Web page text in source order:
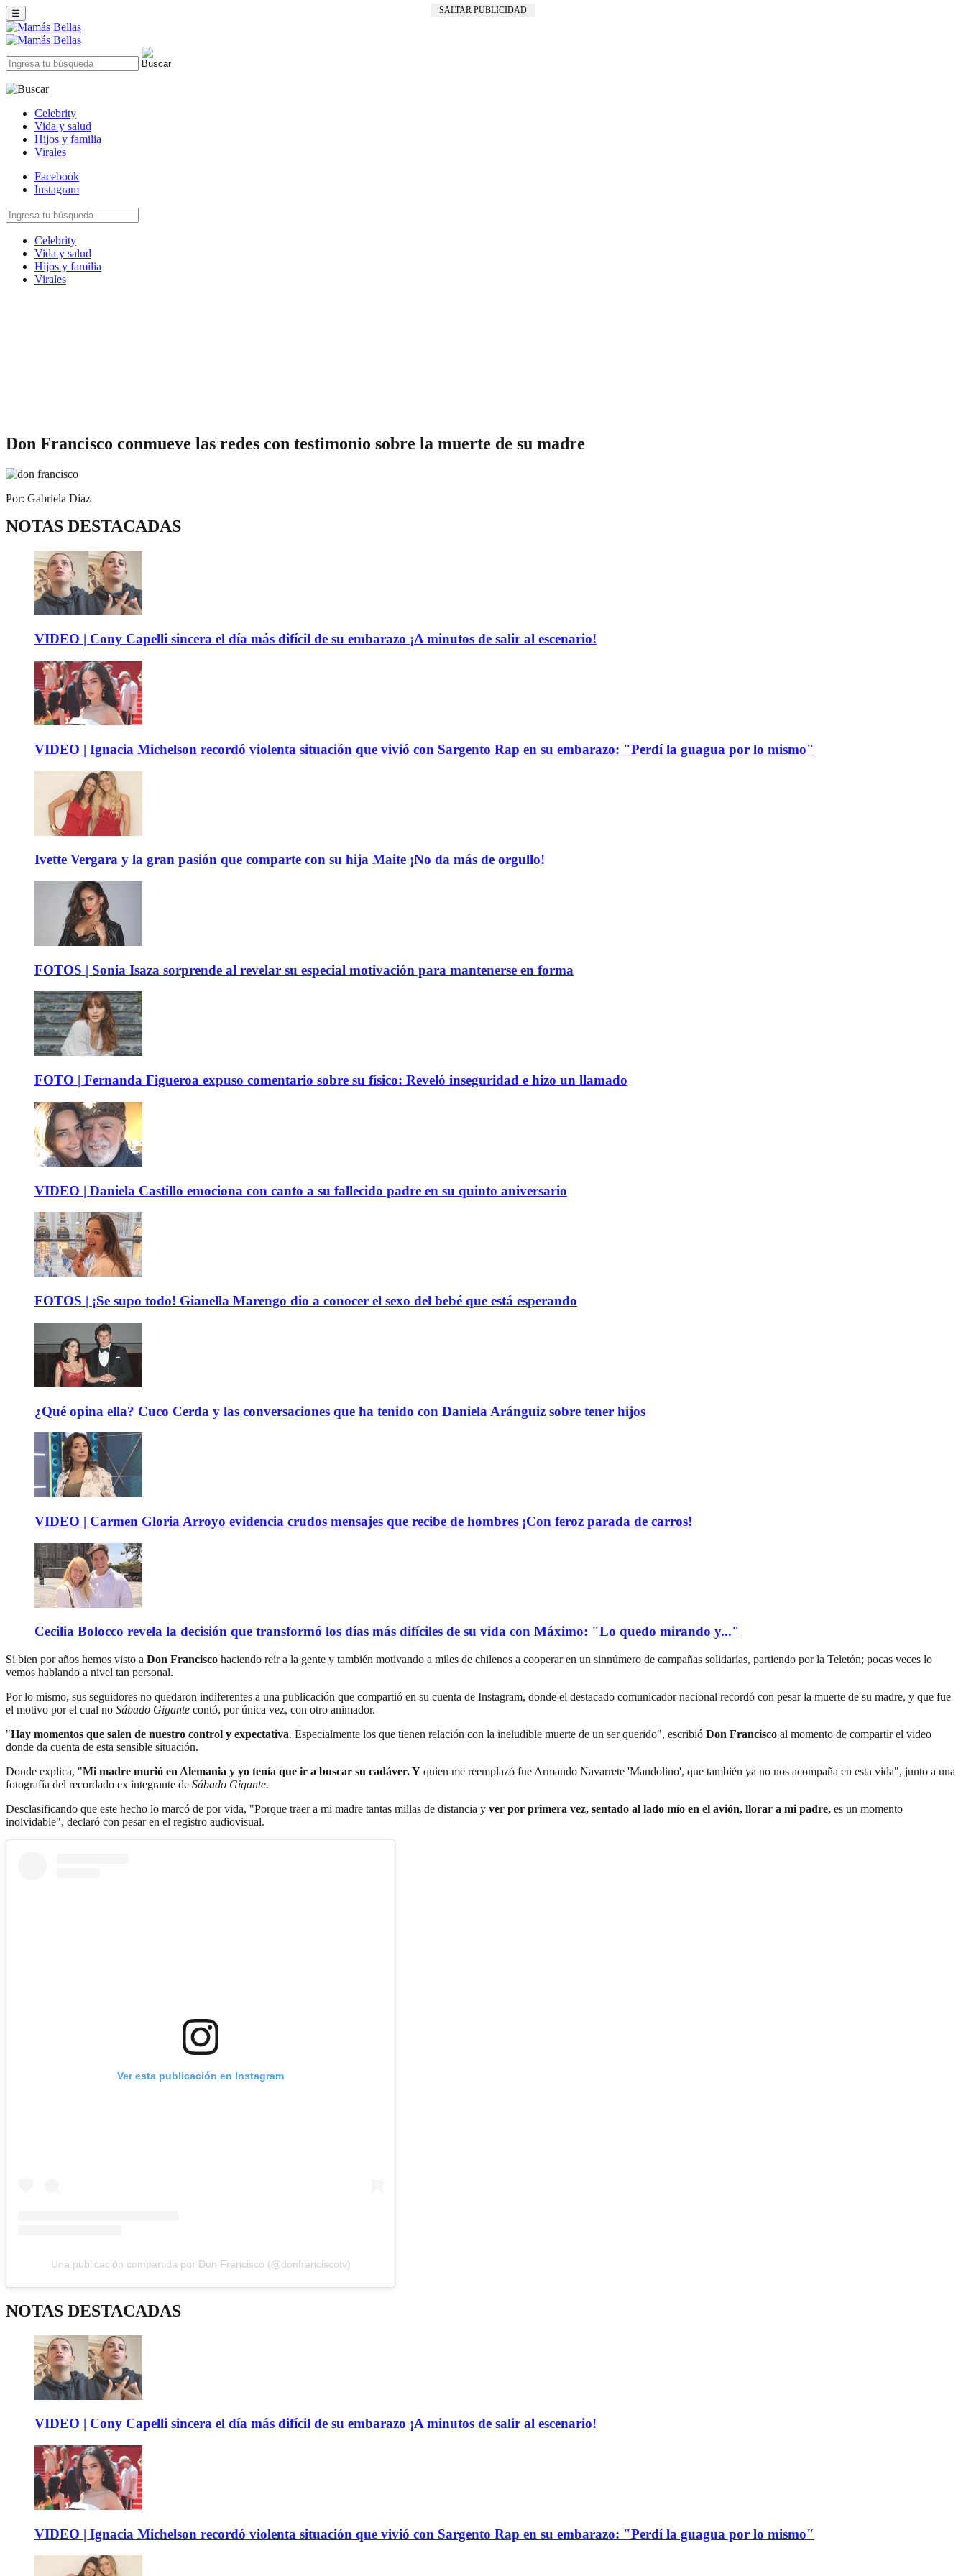
SALTAR PUBLICIDAD
☰
Celebrity
Vida y salud
Hijos y familia
Virales
Facebook
Instagram
Celebrity
Vida y salud
Hijos y familia
Virales
Don Francisco conmueve las redes con testimonio sobre la muerte de su madre
Por: Gabriela Díaz
NOTAS DESTACADAS
VIDEO | Cony Capelli sincera el día más difícil de su embarazo ¡A minutos de salir al escenario!
VIDEO | Ignacia Michelson recordó violenta situación que vivió con Sargento Rap en su embarazo: "Perdí la guagua por lo mismo"
Ivette Vergara y la gran pasión que comparte con su hija Maite ¡No da más de orgullo!
FOTOS | Sonia Isaza sorprende al revelar su especial motivación para mantenerse en forma
FOTO | Fernanda Figueroa expuso comentario sobre su físico: Reveló inseguridad e hizo un llamado
VIDEO | Daniela Castillo emociona con canto a su fallecido padre en su quinto aniversario
FOTOS | ¡Se supo todo! Gianella Marengo dio a conocer el sexo del bebé que está esperando
¿Qué opina ella? Cuco Cerda y las conversaciones que ha tenido con Daniela Aránguiz sobre tener hijos
VIDEO | Carmen Gloria Arroyo evidencia crudos mensajes que recibe de hombres ¡Con feroz parada de carros!
Cecilia Bolocco revela la decisión que transformó los días más difíciles de su vida con Máximo: "Lo quedo mirando y..."
Si bien por años hemos visto a Don Francisco haciendo reír a la gente y también motivando a miles de chilenos a cooperar en un sinnúmero de campañas solidarias, partiendo por la Teletón; pocas veces lo
vemos hablando a nivel tan personal.
Por lo mismo, sus seguidores no quedaron indiferentes a una publicación que compartió en su cuenta de Instagram, donde el destacado comunicador nacional recordó con pesar la muerte de su madre, y que fue
el motivo por el cual no Sábado Gigante contó, por única vez, con otro animador.
"Hay momentos que salen de nuestro control y expectativa. Especialmente los que tienen relación con la ineludible muerte de un ser querido", escribió Don Francisco al momento de compartir el video
donde da cuenta de esta sensible situación.
Donde explica, "Mi madre murió en Alemania y yo tenía que ir a buscar su cadáver. Y quien me reemplazó fue Armando Navarrete 'Mandolino', que también ya no nos acompaña en esta vida", junto a una
fotografía del recordado ex integrante de Sábado Gigante.
Desclasificando que este hecho lo marcó de por vida, "Porque traer a mi madre tantas millas de distancia y ver por primera vez, sentado al lado mío en el avión, llorar a mi padre, es un momento
inolvidable", declaró con pesar en el registro audiovisual.
Ver esta publicación en Instagram
Una publicación compartida por Don Francisco (@donfranciscotv)
NOTAS DESTACADAS
VIDEO | Cony Capelli sincera el día más difícil de su embarazo ¡A minutos de salir al escenario!
VIDEO | Ignacia Michelson recordó violenta situación que vivió con Sargento Rap en su embarazo: "Perdí la guagua por lo mismo"